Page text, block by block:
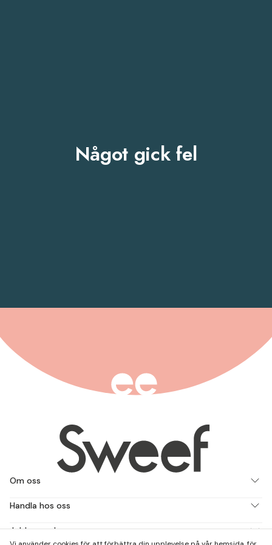
Något gick fel
Om oss
Handla hos oss
Jobba med oss